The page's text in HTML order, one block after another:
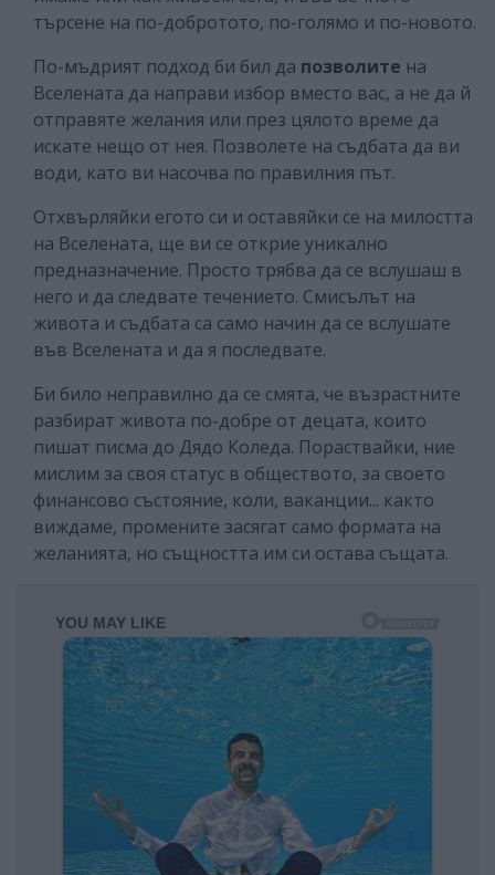
търсене на по-добротото, по-голямо и по-новото.
По-мъдрият подход би бил да позволите на
Вселената да направи избор вместо вас, а не да й
отправяте желания или през цялото време да
искате нещо от нея. Позволете на съдбата да ви
води, като ви насочва по правилния път.
Отхвърляйки егото си и оставяйки се на милостта
на Вселената, ще ви се открие уникално
предназначение. Просто трябва да се вслушаш в
него и да следвате течението. Смисълът на
живота и съдбата са само начин да се вслушате
във Вселената и да я последвате.
Би било неправилно да се смята, че възрастните
разбират живота по-добре от децата, които
пишат писма до Дядо Коледа. Пораствайки, ние
мислим за своя статус в обществото, за своето
финансово състояние, коли, ваканции... както
виждаме, промените засягат само формата на
желанията, но същността им си остава същата.